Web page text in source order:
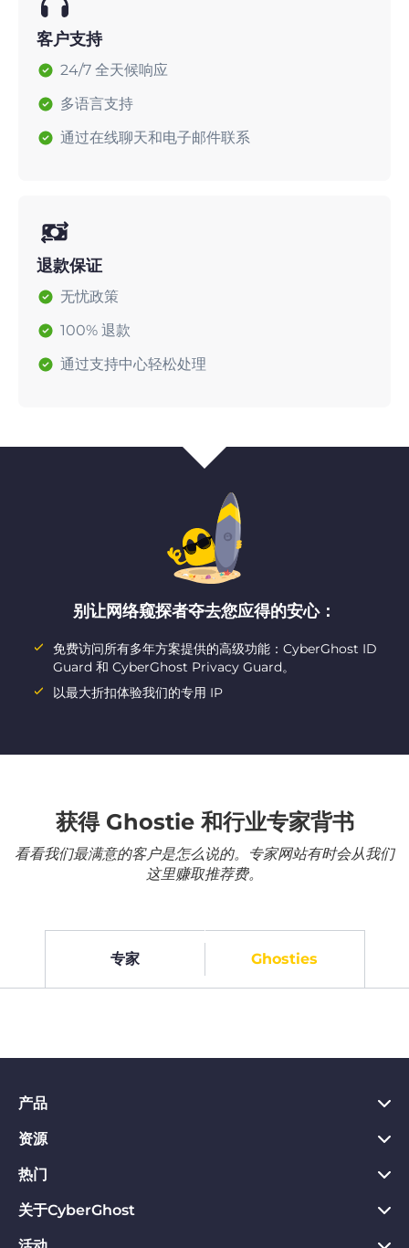
客户支持
24/7 全天候响应
多语言支持
通过在线聊天和电子邮件联系
退款保证
无忧政策
100% 退款
通过支持中心轻松处理
别让网络窥探者夺去您应得的安心：
免费访问所有多年方案提供的高级功能：CyberGhost ID
Guard 和 CyberGhost Privacy Guard。
以最大折扣体验我们的专用 IP
获得 Ghostie 和行业专家背书
看看我们最满意的客户是怎么说的。专家网站有时会从我们
这里赚取推荐费。
专家 Ghosties
产品
PC VPN应用
Chrome VPN应用
Mac VPN应用
Android VPN应用
资源
VPN是什么
Privacy Hub
隐私保护工具
热门
CyberGhost VPN评价
VPN免费试用
关于CyberGhost